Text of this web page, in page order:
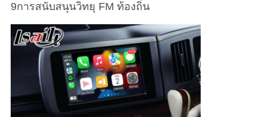
9การสนับสนุนวิทยุ FM ท้องถิ่น